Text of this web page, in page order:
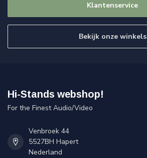
Klantenservice
Bekijk onze winkels
Hi-Stands webshop!
For the Finest Audio/Video
Venbroek 44
5527BH Hapert
Nederland